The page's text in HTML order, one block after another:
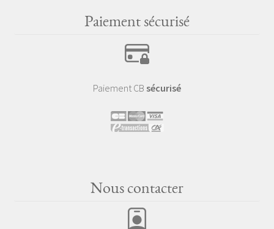
Paiement sécurisé
Paiement CB sécurisé
Nous contacter